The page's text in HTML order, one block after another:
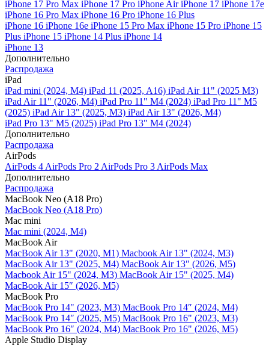
iPhone 17 Pro Max iPhone 17 Pro iPhone AiriPhone 17 iPhone 17e
iPhone 16 Pro Max iPhone 16 Pro iPhone 16 Plus
iPhone 16 iPhone 16e iPhone 15 Pro Max iPhone 15 Pro iPhone 15
Plus iPhone 15 iPhone 14 Plus iPhone 14
iPhone 13
Дополнительно
Распродажа
iPad
iPad mini (2024, M4) iPad 11 (2025, A16) iPad Air 11" (2025 M3)
iPad Air 11" (2026, M4) iPad Pro 11" M4 (2024) iPad Pro 11" M5
(2025) iPad Air 13" (2025, M3) iPad Air 13" (2026, M4)
iPad Pro 13" M5 (2025) iPad Pro 13" M4 (2024)
Дополнительно
Распродажа
AirPods
AirPods 4 AirPods Pro 2 AirPods Pro 3 AirPods Max
Дополнительно
Распродажа
MacBook Neo (A18 Pro)
MacBook Neo (A18 Pro)
Mac mini
Mac mini (2024, M4)
MacBook Air
MacBook Air 13" (2020, M1) Macbook Air 13" (2024, M3)
MacBook Air 13" (2025, M4) MacBook Air 13″ (2026, M5)
Macbook Air 15" (2024, M3) MacBook Air 15" (2025, M4)
MacBook Air 15″ (2026, M5)
MacBook Pro
MacBook Pro 14" (2023, M3) MacBook Pro 14″ (2024, M4)
MacBook Pro 14″ (2025, M5) MacBook Pro 16" (2023, M3)
MacBook Pro 16″ (2024, M4) MacBook Pro 16" (2026, M5)
Apple Studio Display